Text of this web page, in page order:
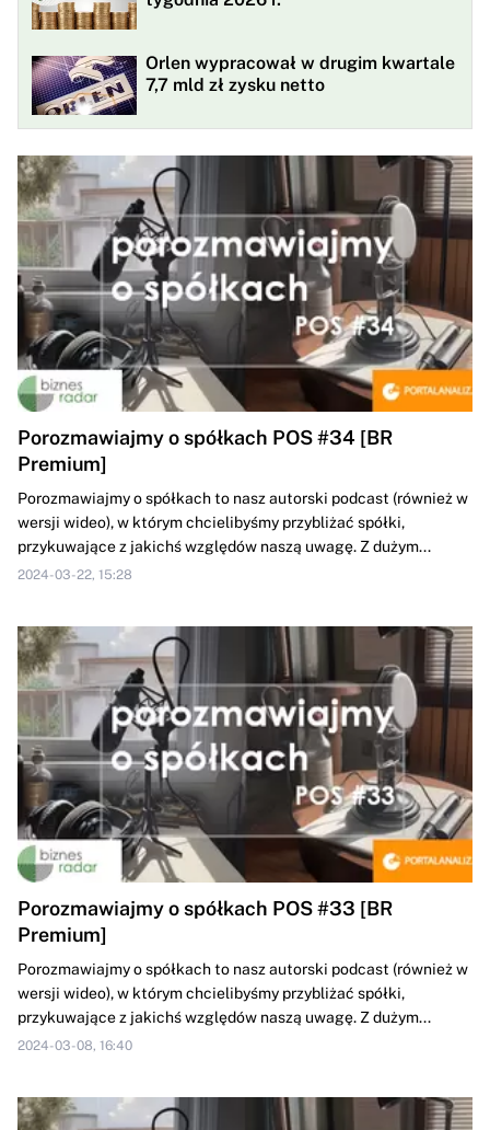
Orlen wypracował w drugim kwartale
7,7 mld zł zysku netto
Porozmawiajmy o spółkach POS #34 [BR
Premium]
Porozmawiajmy o spółkach to nasz autorski podcast (również w
wersji wideo), w którym chcielibyśmy przybliżać spółki,
przykuwające z jakichś względów naszą uwagę. Z dużym...
2024-03-22, 15:28
Porozmawiajmy o spółkach POS #33 [BR
Premium]
Porozmawiajmy o spółkach to nasz autorski podcast (również w
wersji wideo), w którym chcielibyśmy przybliżać spółki,
przykuwające z jakichś względów naszą uwagę. Z dużym...
2024-03-08, 16:40